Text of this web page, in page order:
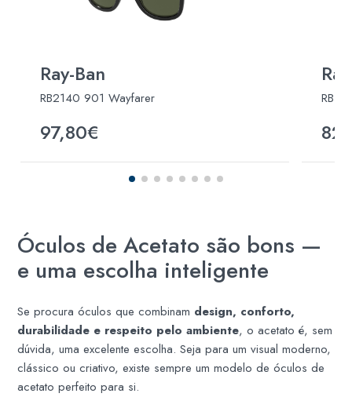
Ray-Ban
RB2140 901 Wayfarer
97,80€
Óculos de Acetato são bons —
e uma escolha inteligente
Se procura óculos que combinam design, conforto,
durabilidade e respeito pelo ambiente, o acetato é, sem
dúvida, uma excelente escolha. Seja para um visual moderno,
clássico ou criativo, existe sempre um modelo de óculos de
acetato perfeito para si.